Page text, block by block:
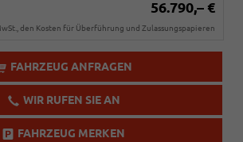
56.790,– €
den Kosten für Überführung und Zulassungspapieren
FAHRZEUG ANFRAGEN
WIR RUFEN SIE AN
FAHRZEUG MERKEN